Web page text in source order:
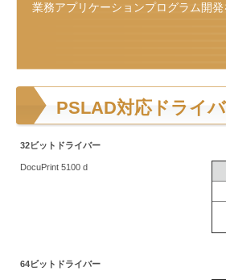
ス
削
業務アプリケーションプログラム開
PSLAD対応ドライ
32ビットドライバー
DocuPrint 5100 d
64ビットドライバー